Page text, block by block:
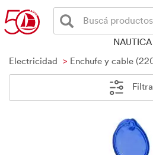
Buscá
NAUTICA
Electricidad
Enchufe y cable